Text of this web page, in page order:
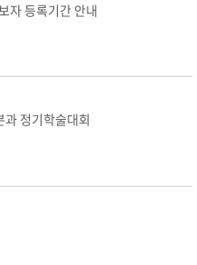
자 등록기간 안내
정기학술대회